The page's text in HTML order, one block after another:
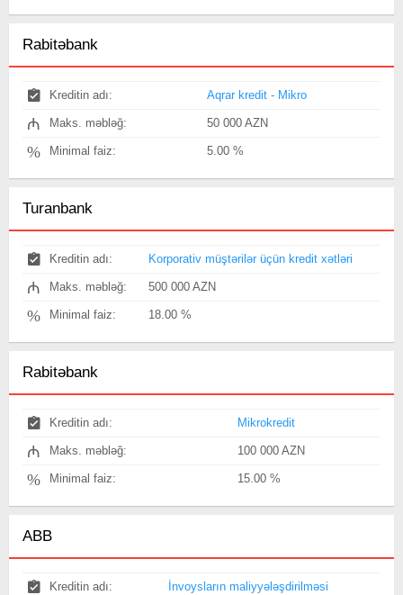
Rabitəbank
Kreditin adı: Aqrar kredit - Mikro
₼ Maks. məbləğ: 50 000 AZN
% Minimal faiz: 5.00 %
Turanbank
Kreditin adı: Korporativ müştərilər üçün kredit xətləri
₼ Maks. məbləğ: 500 000 AZN
% Minimal faiz: 18.00 %
Rabitəbank
Kreditin adı: Mikrokredit
₼ Maks. məbləğ: 100 000 AZN
% Minimal faiz: 15.00 %
ABB
Kreditin adı: İnvoysların maliyyələşdirilməsi